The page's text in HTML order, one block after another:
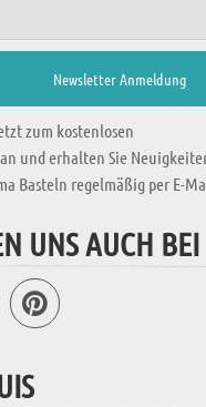
zum kostenlosen
und erhalten Sie
Basteln regelmäßig per E-
UNS AUCH BEI